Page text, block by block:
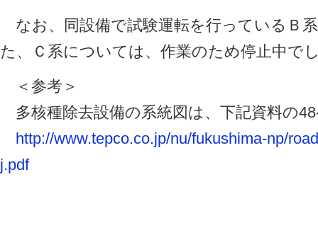
なお、同設備で試験運転を行っているＢ
た、Ｃ系については、作業のため停止中で
＜参考＞
多核種除去設備の系統図は、下記資料の
http://www.tepco.co.jp/nu/fukushima-np/
j.pdf